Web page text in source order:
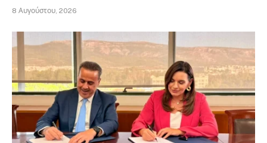
8 Αυγούστου, 2026